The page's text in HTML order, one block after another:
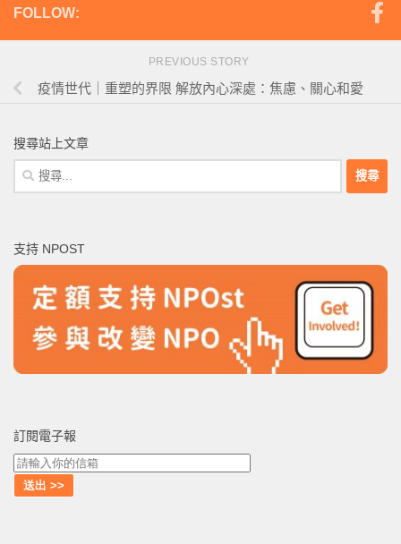
FOLLOW:
PREVIOUS STORY
疫情世代｜重塑的界限 解放內心深處：焦慮、關心和愛
搜尋站上文章
搜
尋
字:
支持 NPOST
訂閱電子報